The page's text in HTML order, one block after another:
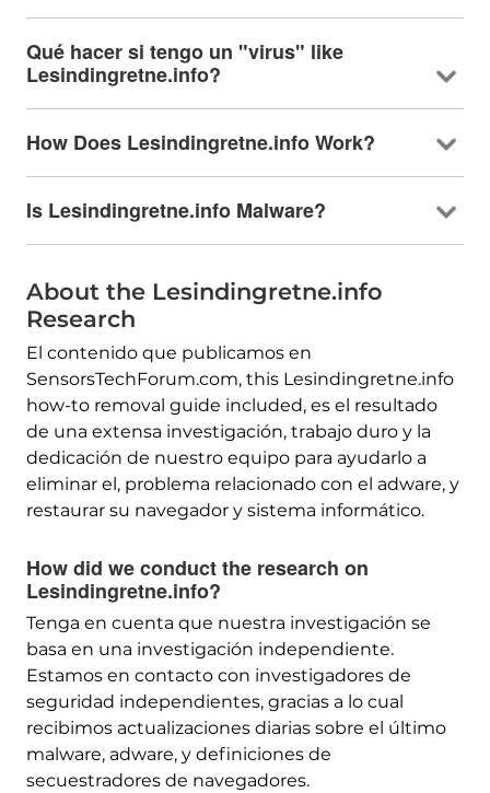
Qué hacer si tengo un "virus" like
Lesindingretne.info?
How Does Lesindingretne.info Work?
Is Lesindingretne.info Malware?
About the Lesindingretne.info
Research
El contenido que publicamos en
SensorsTechForum.com, this Lesindingretne.info
how-to removal guide included, es el resultado
de una extensa investigación, trabajo duro y la
dedicación de nuestro equipo para ayudarlo a
eliminar el, problema relacionado con el adware, y
restaurar su navegador y sistema informático.
How did we conduct the research on
Lesindingretne.info?
Tenga en cuenta que nuestra investigación se
basa en una investigación independiente.
Estamos en contacto con investigadores de
seguridad independientes, gracias a lo cual
recibimos actualizaciones diarias sobre el último
malware, adware, y definiciones de
secuestradores de navegadores.